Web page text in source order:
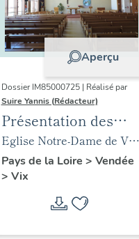
Aperçu
Dossier IM85000725 | Réalisé par
Suire Yannis (Rédacteur)
Présentation des
objets mobiliers de
l'église de Vix
Eglise Notre-Dame de Vix
(ancienne) (vestiges),
abside
Pays de la Loire > Vendée
> Vix